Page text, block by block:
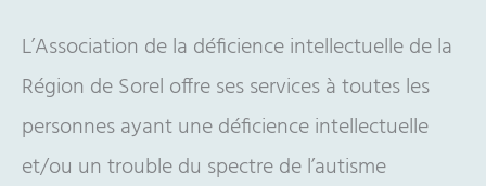
L’Association de la déficience intellectuelle de la
Région de Sorel offre ses services à toutes les
personnes ayant une déficience intellectuelle
et/ou un trouble du spectre de l’autisme